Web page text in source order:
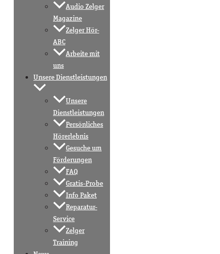
Audio Zelger
Magazine
Zelger Hör-
ABC
Arbeite mit
uns
Unsere Dienstleistungen
Unsere
Dienstleistungen
Persönliches
Hörerlebnis
Gesuche um
Förderungen
FAQ
Gratis-Probe
Info Paket
Reparatur-
Service
Zelger
Training